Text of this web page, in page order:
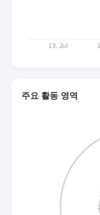
주요 활동 영역